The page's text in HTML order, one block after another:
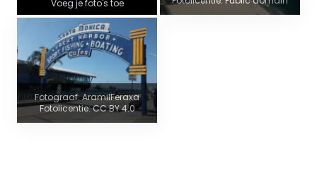
Voeg je foto's toe
Fotograaf: AramilFeraxa
Fotolicentie: CC BY 4.0